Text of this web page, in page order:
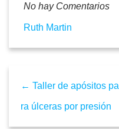
No hay Comentarios
Ruth Martin
← Taller de apósitos pa
ra úlceras por presión